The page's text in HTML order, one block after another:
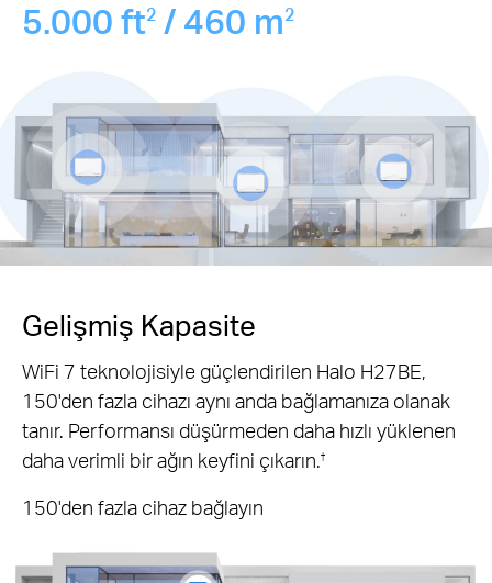
5.000 ft2 / 460 m2
Gelişmiş Kapasite
WiFi 7 teknolojisiyle güçlendirilen Halo H27BE,
150'den fazla cihazı aynı anda bağlamanıza olanak
tanır. Performansı düşürmeden daha hızlı yüklenen
daha verimli bir ağın keyfini çıkarın.†
150'den fazla cihaz bağlayın